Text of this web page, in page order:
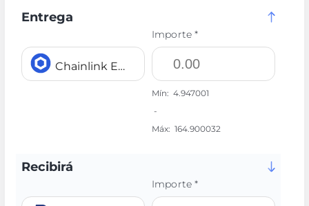
Entrega
Chainlink ERC20 LINK
Importe *
Mín: 4.947001
-
Máx: 164.900032
Recibirá
Importe *